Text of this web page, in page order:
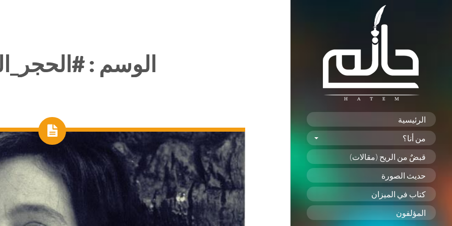
الرئيسية
من أنا؟
قبضٌ من الريح (مقالات)
حديث الصورة
كتاب في الميزان
المؤلفون
الوسم :